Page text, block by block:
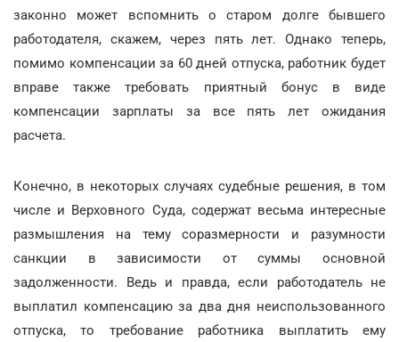
законно может вспомнить о старом долге бывшего
работодателя, скажем, через пять лет. Однако теперь,
помимо компенсации за 60 дней отпуска, работник будет
вправе также требовать приятный бонус в виде
компенсации зарплаты за все пять лет ожидания
расчета.
Конечно, в некоторых случаях судебные решения, в том
числе и Верховного Суда, содержат весьма интересные
размышления на тему соразмерности и разумности
санкции в зависимости от суммы основной
задолженности. Ведь и правда, если работодатель не
выплатил компенсацию за два дня неиспользованного
отпуска, то требование работника выплатить ему